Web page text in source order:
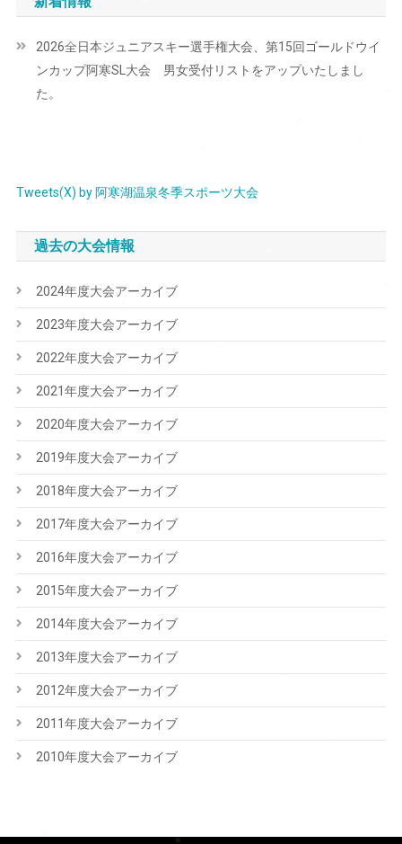
ビ
ゲ
ー
ン
2026全日本ジュニアスキー選手権大会、第15回ゴールドウイ
ンカップ阿寒SL大会 男女受付リストをアップいたしまし
た。
Tweets(X) by 阿寒湖温泉冬季スポーツ大会
過去の大会情報
2024年度大会アーカイブ
2023年度大会アーカイブ
2022年度大会アーカイブ
2021年度大会アーカイブ
2020年度大会アーカイブ
2019年度大会アーカイブ
2018年度大会アーカイブ
2017年度大会アーカイブ
2016年度大会アーカイブ
2015年度大会アーカイブ
2014年度大会アーカイブ
2013年度大会アーカイブ
2012年度大会アーカイブ
2011年度大会アーカイブ
2010年度大会アーカイブ